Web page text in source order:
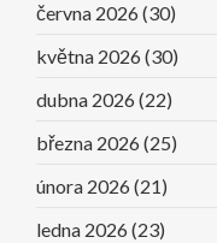
června 2026 (30)
května 2026 (30)
dubna 2026 (22)
března 2026 (25)
února 2026 (21)
ledna 2026 (23)